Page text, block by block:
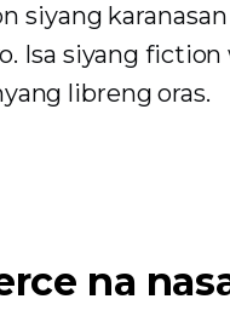
siyang karanasan
Isa siyang
libreng oras.
na